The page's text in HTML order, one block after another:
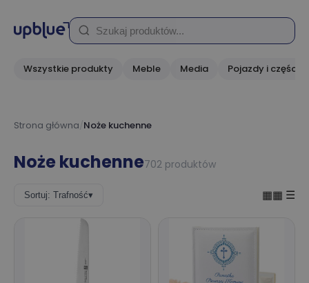
Wszystkie produkty Meble Media Pojazdy i części
Strona główna Noże kuchenne
Noże kuchenne702 produktów
Sortuj: Trafność▾ ▦▦ ☰